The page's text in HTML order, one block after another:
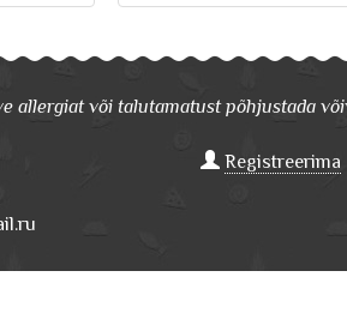
allergiat või talutamatust põhjustada
Registreerima